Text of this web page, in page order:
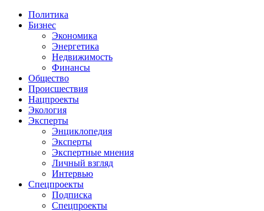
Политика
Бизнес
Экономика
Энергетика
Недвижимость
Финансы
Общество
Происшествия
Нацпроекты
Экология
Эксперты
Энциклопедия
Эксперты
Экспертные мнения
Личный взгляд
Интервью
Спецпроекты
Подписка
Спецпроекты